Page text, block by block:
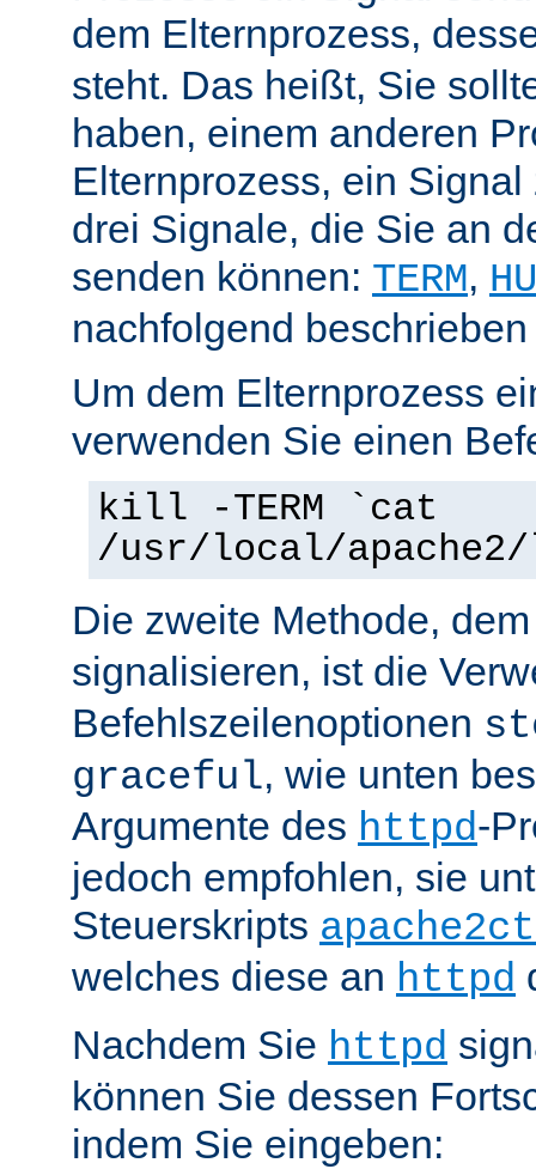
dem Elternprozess,
steht. Das heißt, Sie
haben, einem anderen
Elternprozess, ein
drei Signale, die Sie an
senden können: TERM,
nachfolgend
Um dem Elternprozess
verwenden Sie einen
kill -TERM `cat
/usr/local/
Die zweite Methode,
signalisieren, ist die
Befehlszeilenoptionen
graceful, wie unten
Argumente des httpd-
jedoch empfohlen, sie
Steuerskripts
welches diese an httpd
Nachdem Sie httpd
können Sie dessen
indem Sie eingeben: